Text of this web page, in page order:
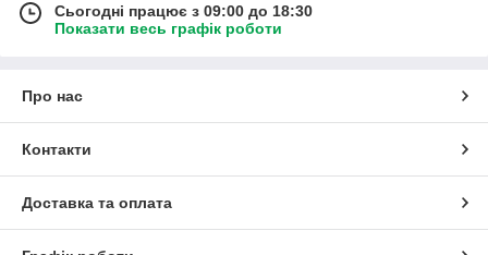
Сьогодні працює з 09:00 до 18:30
Показати весь графік роботи
Про нас
Контакти
Доставка та оплата